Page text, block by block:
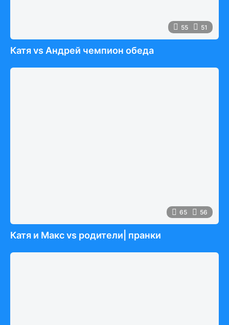
55 51
Катя vs Андрей чемпион обеда
65 56
Катя и Макс vs родители| пранки